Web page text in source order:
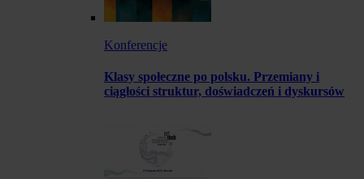
Konferencje
Klasy społeczne po polsku. Przemiany i
ciągłości struktur, doświadczeń i dyskursów